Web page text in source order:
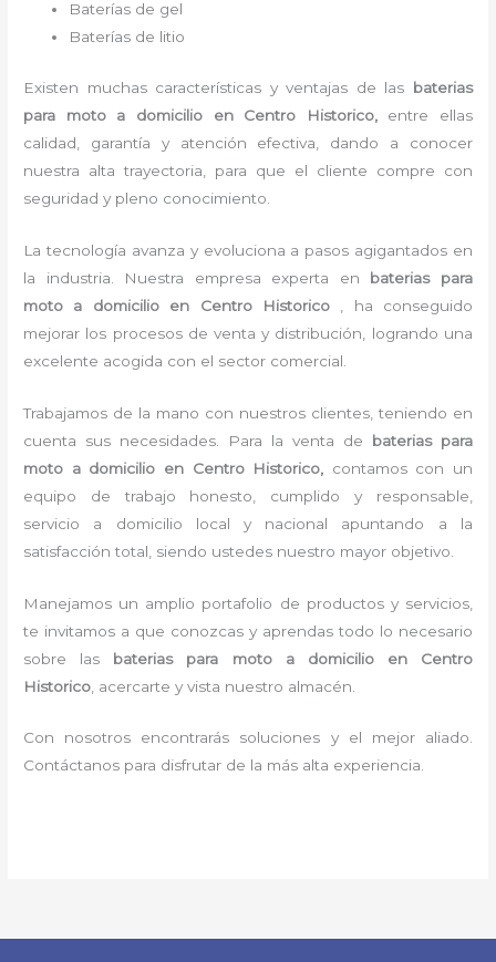
Baterías de gel
Baterías de litio
Existen muchas características y ventajas de las baterias
para moto a domicilioen Centro Historico,
entre ellas
calidad, garantía y atención efectiva, dando a conocer
nuestra alta trayectoria, para que el cliente compre con
seguridad y pleno conocimiento.
La tecnología avanza y evoluciona a pasos agigantados en
la industria. Nuestra empresa experta en baterias para
moto a domicilio en Centro Historico
, ha conseguido
mejorar los procesos de venta y distribución, logrando una
excelente acogida con el sector comercial.
Trabajamos de la mano con nuestros clientes, teniendo en
cuenta sus necesidades. Para la venta de baterias para
moto a domicilio en Centro Historico, contamos con un
equipo de trabajo honesto, cumplido y responsable,
servicio a domicilio local y nacional apuntando a la
satisfacción total, siendo ustedes nuestro mayor objetivo.
Manejamos un amplio portafolio de productos y servicios,
te invitamos a que conozcas y aprendas todo lo necesario
sobre las baterias para moto a domicilio en Centro
Historico , acercarte y vista nuestro almacén.
Con nosotros encontrarás soluciones y el mejor aliado.
Contáctanos para disfrutar de la más alta experiencia.